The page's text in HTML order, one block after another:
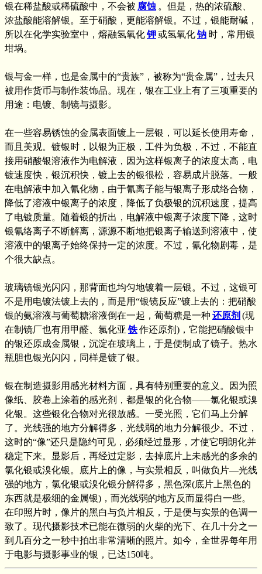
银在稀盐酸或稀硫酸中，不会被 腐蚀 。但是，热的浓硫酸、
浓盐酸能溶解银。至于硝酸，更能溶解银。不过，银能耐碱，
所以在化学实验室中，熔融氢氧化钾或氢氧化钠 时，常用银
坩埚。
银与金一样，也是金属中的“贵族”，被称为“贵金属”，过去只
被用作货币与制作装饰品。现在，银在工业上有了三项重要的
用途：电镀、制镜与摄影。
在一些容易锈蚀的金属表面镀上一层银，可以延长使用寿命，
而且美观。镀银时，以银为正极，工件为负极，不过，不能直
接用硝酸银溶液作为电解液，因为这样银离子的浓度太高，电
镀速度快，银沉积快，镀上去的银很松，容易成片脱落。一般
在电解液中加入氰化物，由于氰离子能与银离子形成络合物，
降低了溶液中银离子的浓度，降低了负极银的沉积速度，提高
了电镀质量。随着银的折出，电解液中银离子浓度下降，这时
银氰络离子不断解离，源源不断地把银离子输送到溶液中，使
溶液中的银离子始终保持一定的浓度。不过，氰化物剧毒，是
个很大缺点。
玻璃镜银光闪闪，那背面也均匀地镀着一层银。不过，这银可
不是用电镀法镀上去的，而是用“银镜反应”镀上去的：把硝酸
银的氨溶液与葡萄糖溶液倒在一起，葡萄糖是一种 还原剂 (现
在制镜厂也有用甲醛、氯化亚 铁作还原剂)，它能把硝酸银中
的银还原成金属银，沉淀在玻璃上，于是便制成了镜子。热水
瓶胆也银光闪闪，同样是镀了银。
银在制造摄影用感光材料方面，具有特别重要的意义。因为照
像纸、胶卷上涂着的感光剂，都是银的化合物——氯化银或溴
化银。这些银化合物对光很放感。一受光照，它们马上分解
了。光线强的地方分解得多，光线弱的地力分解很少。不过，
这时的“像”还只是隐约可见，必须经过显形，才使它明朗化并
稳定下来。显影后，再经过定影，去掉底片上未感光的多余的
氯化银或溴化银。底片上的像，与实景相反，叫做负片—光线
强的地方，氯化银或溴化银分解得多，黑色深(底片上黑色的
东西就是极细的金属银)，而光线弱的地方反而显得白一些。
在印照片时，像片的黑白与负片相反，于是便与实景的色调一
致了。现代摄影技术已能在微弱的火柴的光下、在几十分之一
到几百分之一秒中拍出非常清晰的照片。如今，全世界每年用
于电影与摄影事业的银，已达150吨。